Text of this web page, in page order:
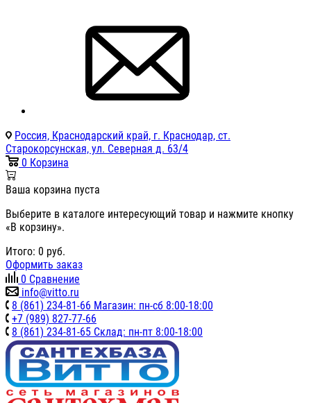
Россия, Краснодарский край, г. Краснодар, ст.
Старокорсунская, ул. Северная д. 63/4
0 Корзина
Ваша корзина пуста
Выберите в каталоге интересующий товар и нажмите кнопку
«В корзину».
Итого: 0 руб.
Оформить заказ
0 Сравнение
info@vitto.ru
8 (861) 234-81-66 Магазин: пн-сб 8:00-18:00
+7 (989) 827-77-66
8 (861) 234-81-65 Склад: пн-пт 8:00-18:00